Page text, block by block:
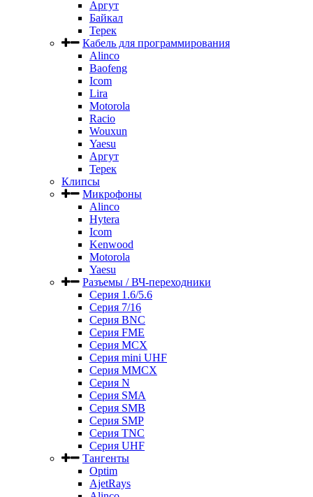
Аргут
Байкал
Терек
Кабель для программирования
Alinco
Baofeng
Icom
Lira
Motorola
Racio
Wouxun
Yaesu
Аргут
Терек
Клипсы
Микрофоны
Alinco
Hytera
Icom
Kenwood
Motorola
Yaesu
Разъемы / ВЧ-переходники
Серия 1.6/5.6
Серия 7/16
Серия BNC
Серия FME
Серия MCX
Серия mini UHF
Серия MMCX
Серия N
Серия SMA
Серия SMB
Серия SMP
Серия TNC
Серия UHF
Тангенты
Optim
AjetRays